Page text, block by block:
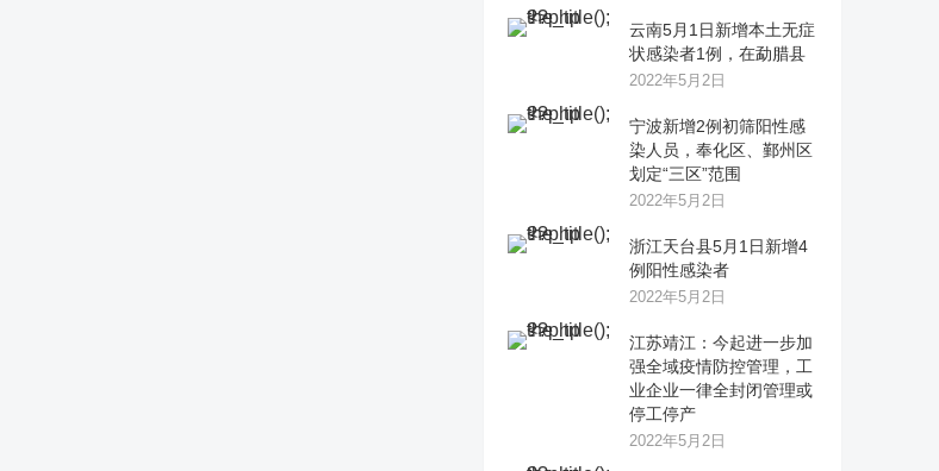
云南5月1日新增本土无症
状感染者1例，在勐腊县
2022年5月2日
宁波新增2例初筛阳性感
染人员，奉化区、鄞州区
划定“三区”范围
2022年5月2日
浙江天台县5月1日新增4
例阳性感染者
2022年5月2日
江苏靖江：今起进一步加
强全域疫情防控管理，工
业企业一律全封闭管理或
停工停产
2022年5月2日